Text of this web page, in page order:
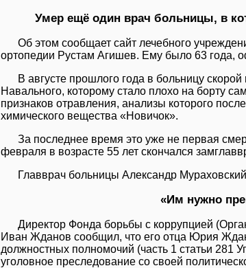
Умер ещё один врач больницы, в
Об этом сообщает сайт лечебного
ортопедии Рустам Агишев. Ему было 63 года,
В августе прошлого года в больницу
Навального, которому стало плохо на борту
признаков отравления, анализы которого
химического вещества «Новичок».
За последнее время это уже не первая
февраля в возрасте 55 лет скончался
Главврач больницы Александр
«Им нужно
Директор Фонда борьбы с коррупцией
Иван Жданов сообщил, что его отца Юрия
должностных полномочий (часть 1 статьи 281
уголовное преследование со своей